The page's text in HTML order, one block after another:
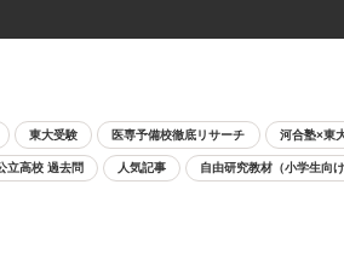
東大受験 医専予備校徹底リサーチ 河合塾×東
立高校 過去問 人気記事 自由研究教材（小学生向け